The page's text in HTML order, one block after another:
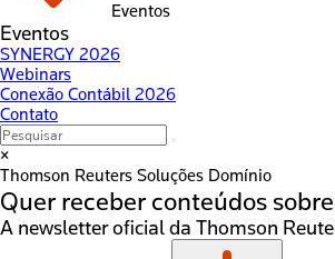
Eventos
Eventos
SYNERGY 2026
Webinars
Conexão Contábil 2026
Contato
×
Thomson Reuters Soluções Domínio
Quer receber conteúdos sobre
A newsletter oficial da Thomson